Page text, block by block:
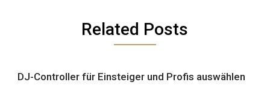
Related Posts
DJ-Controller für Einsteiger und Profis auswählen